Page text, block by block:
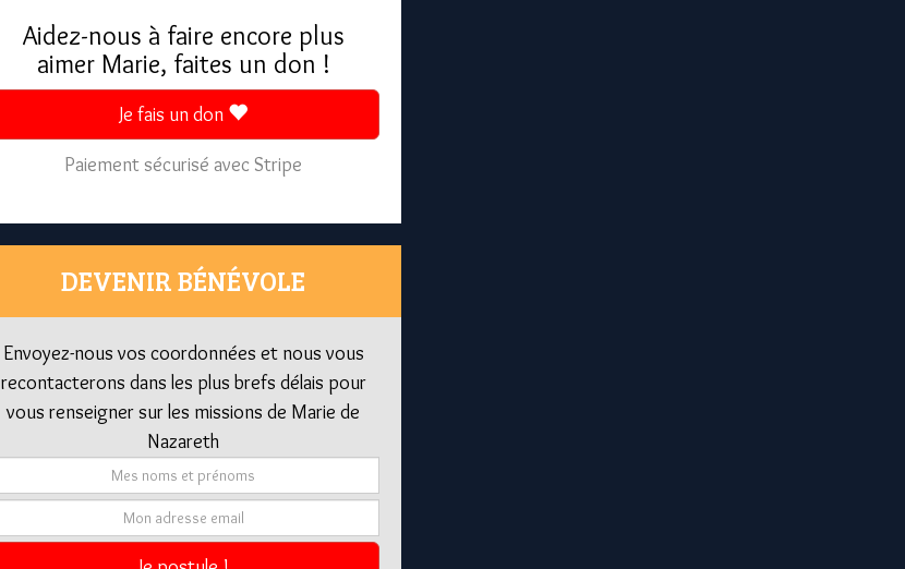
Aidez-nous à faire encore plus
aimer Marie, faites un don !
Je fais un don
Paiement sécurisé avec Stripe
DEVENIR BÉNÉVOLE
Envoyez-nous vos coordonnées et nous vous
recontacterons dans les plus brefs délais pour
vous renseigner sur les missions de Marie de
Nazareth